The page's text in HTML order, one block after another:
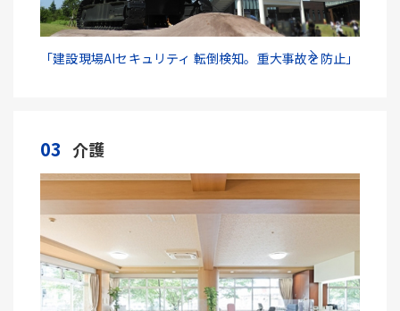
「建設現場AIセキュリティ 転倒検知。重大事故を防止」
03 介護